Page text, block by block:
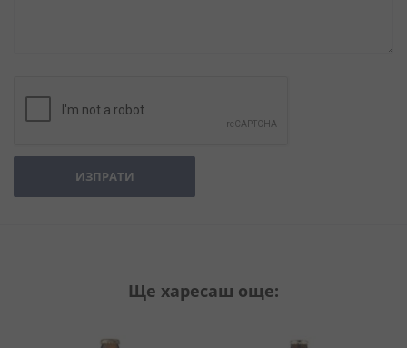
ИЗПРАТИ
Ще харесаш още: